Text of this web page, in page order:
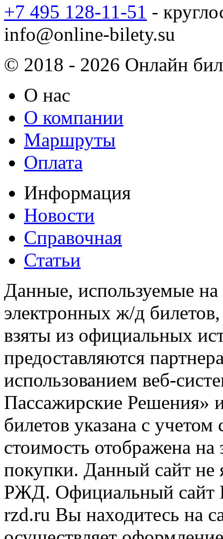
+7 495 128-11-51 -
info@online-bilety.su
© 2018 - 2026 Онлайн
О нас
О компании
Маршруты
Оплата
Информация
Новости
Справочная
Статьи
Данные, используемые на
электронных ж/д
взяты из официальных
предоставляются
использованием веб-
Пассажирские
билетов указана с
стоимость отображена
покупки. Данный сайт не
РЖД. Официальный сайт
rzd.ru Вы находитесь на